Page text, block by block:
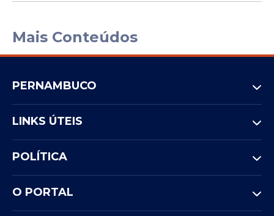
Mais Conteúdos
PERNAMBUCO
LINKS ÚTEIS
POLÍTICA
O PORTAL